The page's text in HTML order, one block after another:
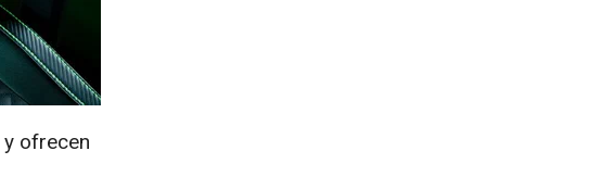
y ofrecen